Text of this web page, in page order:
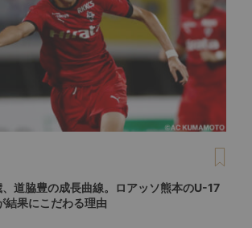
道脇豊の成長曲線。ロアッソ熊本のU-17
結果にこだわる理由